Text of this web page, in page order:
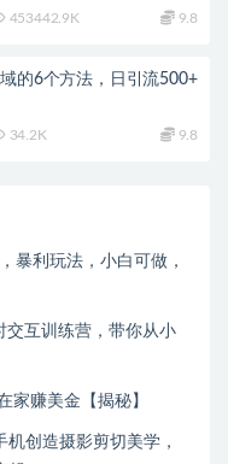
453442.9K 9.8
的6个方法，日引流500+
34.2K 9.8
暴利玩法，小白可做，
交互训练营，带你从小
家赚美金【揭秘】
创造摄影剪切美学，